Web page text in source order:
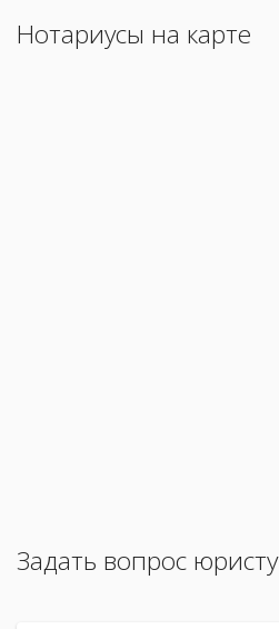
Нотариусы на карте
Задать вопрос юристу